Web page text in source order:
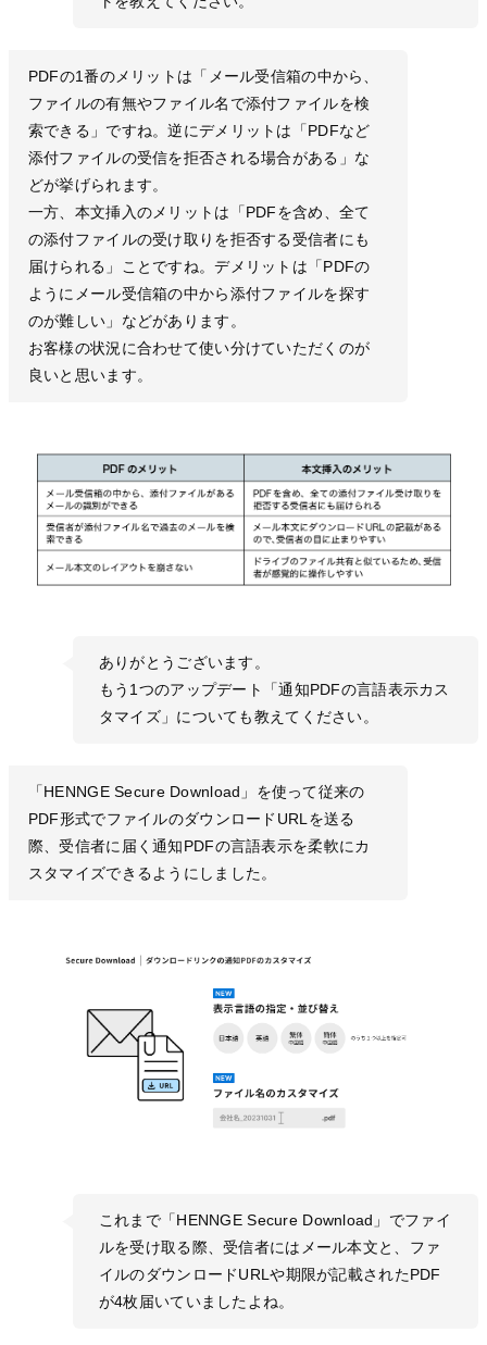
PDFの1番のメリットは「メール受信箱の中から、
ファイルの有無やファイル名で添付ファイルを検
索できる」ですね。逆にデメリットは「PDFなど
添付ファイルの受信を拒否される場合がある」な
どが挙げられます。
一方、本文挿入のメリットは「PDFを含め、全て
の添付ファイルの受け取りを拒否する受信者にも
届けられる」ことですね。デメリットは「PDFの
ようにメール受信箱の中から添付ファイルを探す
のが難しい」などがあります。
お客様の状況に合わせて使い分けていただくのが
良いと思います。
ありがとうございます。
もう1つのアップデート「通知PDFの言語表示カス
タマイズ」についても教えてください。
「HENNGE Secure Download」を使って従来の
PDF形式でファイルのダウンロードURLを送る
際、受信者に届く通知PDFの言語表示を柔軟にカ
スタマイズできるようにしました。
これまで「HENNGE Secure Download」でファイ
ルを受け取る際、受信者にはメール本文と、ファ
イルのダウンロードURLや期限が記載されたPDF
が4枚届いていましたよね。